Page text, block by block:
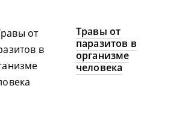
Травы от
паразитов в
организме
человека